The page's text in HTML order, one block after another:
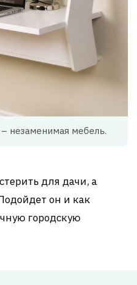
незаменимая мебель.
для дачи, а
он и как
городскую